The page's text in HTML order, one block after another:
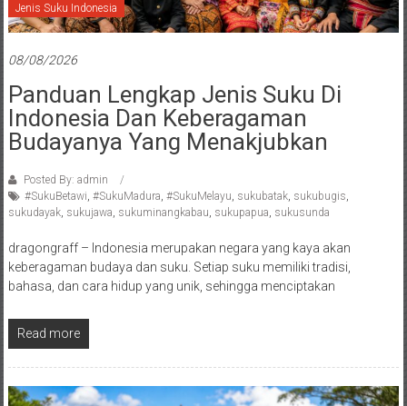
Jenis Suku Indonesia
08/08/2026
Panduan Lengkap Jenis Suku Di
Indonesia Dan Keberagaman
Budayanya Yang Menakjubkan
Posted By: admin
#SukuBetawi #SukuMadura #SukuMelayu sukubatak, sukubugis
sukudayak, sukujawa sukuminangkabau sukupapua sukusunda
dragongraff – Indonesia merupakan negara yang kaya akan
keberagaman budaya dan suku. Setiap suku memiliki tradisi,
bahasa, dan cara hidup yang unik, sehingga menciptakan
Read more